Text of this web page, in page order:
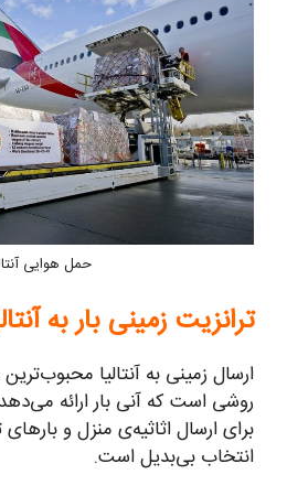
حمل هوایی
ترانزیت زمینی بار به
ارسال زمینی به آنتالیا
روشی است که آنی بار ارائه
برای ارسال اثاثیه‌ی منزل و
انتخاب بی‌بدیل است.